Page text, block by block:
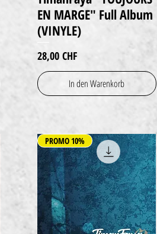
EN MARGE" Full Album
(VINYLE)
Preis
28,00 CHF
In den Warenkorb
PROMO 10%